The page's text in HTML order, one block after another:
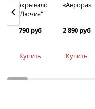
Покрывало
"Лючия"
790 руб
Купить
«Аврора»
2 890 руб
Купить